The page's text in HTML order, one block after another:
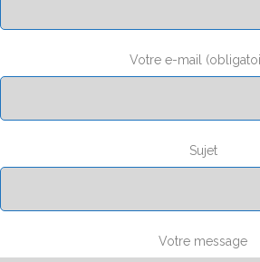
Votre e-mail
Sujet
Votre message